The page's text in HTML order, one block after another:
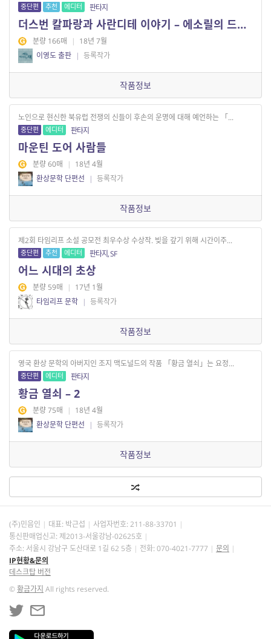
중단편 추천 에디터 판타지
더스번 칼파랑과 사란디테 이야기 – 에소릴의 드래곤
분량 166매 | 18년 7월
이영도 출판 | 등록작가
작품정보
노인으로 현신한 북유럽 전쟁의 신들이 후손의 운명에 대해 예언하는 「...
중단편 에디터 판타지
마운틴 도어 사람들
분량 60매 | 18년 4월
환상문학 단편선
| 등록작가
작품정보
제2회 타임리프 소설 공모전 최우수상 수상작. 빚을 갚기 위해 시간이주...
중단편 추천 에디터 판타지, SF
어느 시대의 초상
분량 59매 | 17년 1월
타임리프 문학 | 등록작가
작품정보
영국 환상 문학의 아버지인 조지 맥도널드의 작품 「황금 열쇠」는 요정...
중단편 에디터 판타지
황금 열쇠 – 2
분량 75매 | 18년 4월
환상문학 단편선
| 등록작가
작품정보
(주)민음인 대표: 박근섭 사업자번호: 211-88-33701
통신판매업신고: 제2013-서울강남-02625호
주소: 서울시 강남구 도산대로 1길 62 5층
전화: 070-4021-7777
문의
IP현황&문의
데스크탑 버전
©황금가지 All rights reserved.